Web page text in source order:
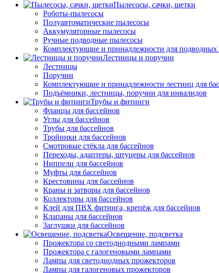
Пылесосы, сачки, щетки
Роботы-пылесосы
Полуавтоматические пылесосы
Аккумуляторные пылесосы
Ручные подводные пылесосы
Комплектующие и принадлежности для подводных
Лестницы и поручни
Лестницы
Поручни
Комплектующие и принадлежности лестниц для
Подъёмники, лестницы, поручни для инвалидов
Трубы и фитинги
Фланцы для бассейнов
Углы для бассейнов
Трубы для бассейнов
Тройники для бассейнов
Смотровые стёкла для бассейнов
Переходы, адаптеры, штуцеры для бассейнов
Ниппели для бассейнов
Муфты для бассейнов
Крестовины для бассейнов
Краны и затворы для бассейнов
Коллекторы для бассейнов
Клей для ПВХ фитинга, крепёж для бассейнов
Клапаны для бассейнов
Заглушки для бассейнов
Освещение, подсветка
Прожектора со светодиодными лампами
Прожектора с галогеновыми лампами
Лампы для светодиодных прожекторов
Лампы для галогеновых прожекторов